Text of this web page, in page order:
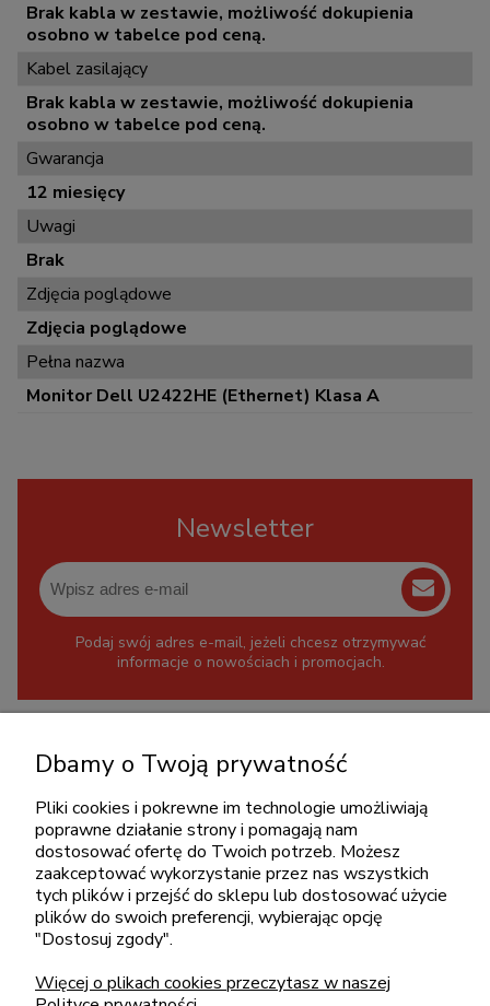
Brak kabla w zestawie, możliwość dokupienia
osobno w tabelce pod ceną.
Kabel zasilający
Brak kabla w zestawie, możliwość dokupienia
osobno w tabelce pod ceną.
Gwarancja
12 miesięcy
Uwagi
Brak
Zdjęcia poglądowe
Zdjęcia poglądowe
Pełna nazwa
Monitor Dell U2422HE (Ethernet) Klasa A
Newsletter
Podaj swój adres e-mail, jeżeli chcesz otrzymywać
informacje o nowościach i promocjach.
+48 717345566
pon.-piąt.: 08:00-16:00
sklep@cebit.pl
ZAKUPY
POMOC
Dbamy o Twoją prywatność
Pliki cookies i pokrewne im technologie umożliwiają
poprawne działanie strony i pomagają nam
dostosować ofertę do Twoich potrzeb. Możesz
zaakceptować wykorzystanie przez nas wszystkich
tych plików i przejść do sklepu lub dostosować użycie
plików do swoich preferencji, wybierając opcję
"Dostosuj zgody".
Więcej o plikach cookies przeczytasz w naszej